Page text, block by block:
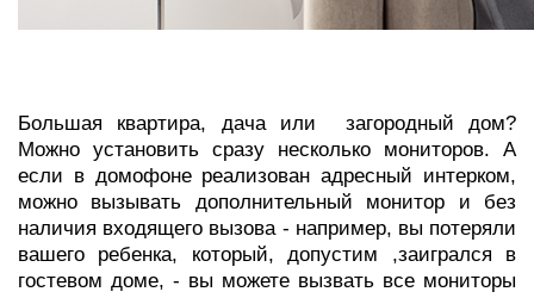
Большая квартира, дача или загородный дом?
Можно установить сразу несколько мониторов. А
если в домофоне реализован адресный интерком,
можно вызывать дополнительный монитор и без
наличия входящего вызова - например, вы потеряли
вашего ребенка, который, допустим ,заигрался в
гостевом доме, - вы можете вызвать все мониторы